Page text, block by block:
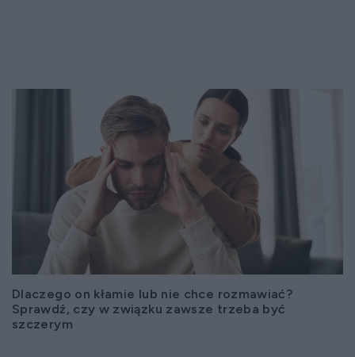
Dlaczego on kłamie lub nie chce rozmawiać?
Sprawdź, czy w związku zawsze trzeba być
szczerym